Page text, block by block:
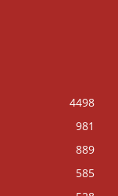
4498
981
889
585